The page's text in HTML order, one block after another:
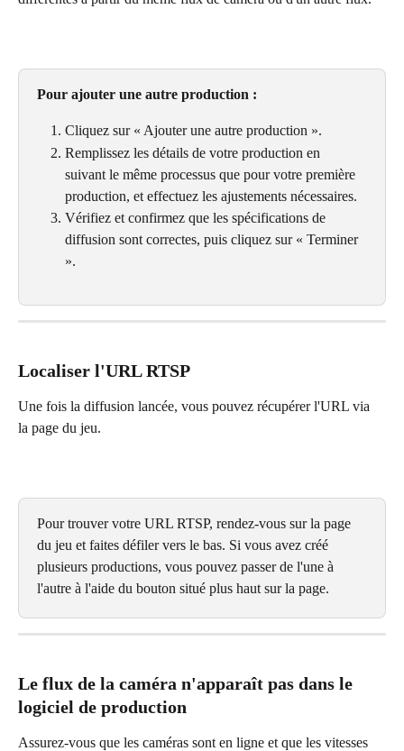
Pour ajouter une autre production :
Cliquez sur « Ajouter une autre production ».
Remplissez les détails de votre production en
suivant le même processus que pour votre première
production, et effectuez les ajustements nécessaires.
Vérifiez et confirmez que les spécifications de
diffusion sont correctes, puis cliquez sur « Terminer
».
Localiser l'URL RTSP
Une fois la diffusion lancée, vous pouvez récupérer l'URL via
la page du jeu.
Pour trouver votre URL RTSP, rendez-vous sur la page
du jeu et faites défiler vers le bas. Si vous avez créé
plusieurs productions, vous pouvez passer de l'une à
l'autre à l'aide du bouton situé plus haut sur la page.
Le flux de la caméra n'apparaît pas dans le
logiciel de production
Assurez-vous que les caméras sont en ligne et que les vitesses